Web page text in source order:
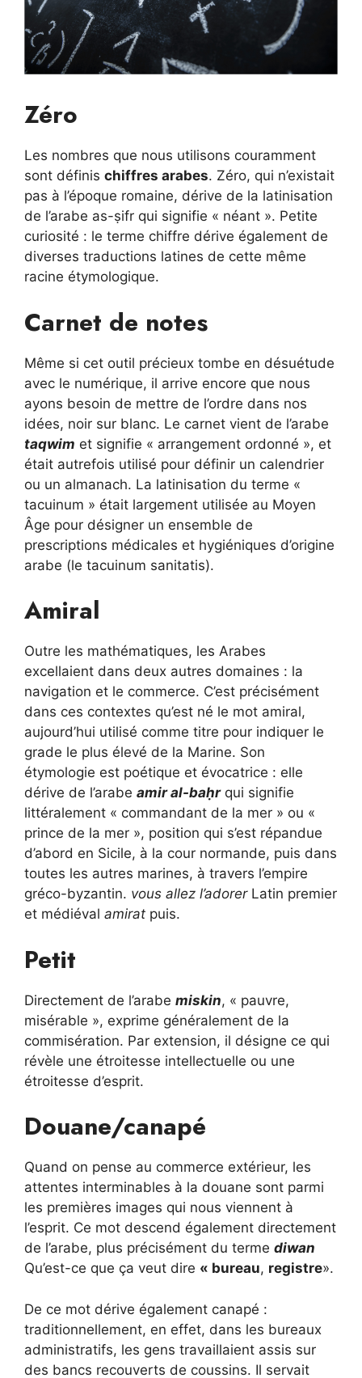
Zéro
Les nombres que nous utilisons couramment
sont définis chiffres arabes. Zéro, qui n’existait
pas à l’époque romaine, dérive de la latinisation
de l’arabe as-ṣifr qui signifie « néant ». Petite
curiosité : le terme chiffre dérive également de
diverses traductions latines de cette même
racine étymologique.
Carnet de notes
Même si cet outil précieux tombe en désuétude
avec le numérique, il arrive encore que nous
ayons besoin de mettre de l’ordre dans nos
idées, noir sur blanc. Le carnet vient de l’arabe
taqwim et signifie « arrangement ordonné », et
était autrefois utilisé pour définir un calendrier
ou un almanach. La latinisation du terme «
tacuinum » était largement utilisée au Moyen
Âge pour désigner un ensemble de
prescriptions médicales et hygiéniques d’origine
arabe (le tacuinum sanitatis).
Amiral
Outre les mathématiques, les Arabes
excellaient dans deux autres domaines : la
navigation et le commerce. C’est précisément
dans ces contextes qu’est né le mot amiral,
aujourd’hui utilisé comme titre pour indiquer le
grade le plus élevé de la Marine. Son
étymologie est poétique et évocatrice : elle
dérive de l’arabe amir al-baḥrqui signifie
littéralement « commandant de la mer » ou «
prince de la mer », position qui s’est répandue
d’abord en Sicile, à la cour normande, puis dans
toutes les autres marines, à travers l’empire
gréco-byzantin. vous allez l’adorerLatin premier
et médiéval amirat puis.
Petit
Directement de l’arabe miskin, « pauvre,
misérable », exprime généralement de la
commisération. Par extension, il désigne ce qui
révèle une étroitesse intellectuelle ou une
étroitesse d’esprit.
Douane/canapé
Quand on pense au commerce extérieur, les
attentes interminables à la douane sont parmi
les premières images qui nous viennent à
l’esprit. Ce mot descend également directement
de l’arabe, plus précisément du terme diwan
Qu’est-ce que ça veut dire « bureau, registre».
De ce mot dérive également canapé :
traditionnellement, en effet, dans les bureaux
administratifs, les gens travaillaient assis sur
des bancs recouverts de coussins. Il servait